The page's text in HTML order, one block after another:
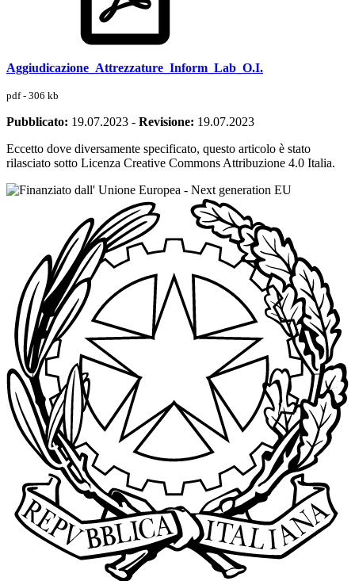
Aggiudicazione_Attrezzature_Inform_Lab_O.I.
pdf - 306 kb
Pubblicato: 19.07.2023 - Revisione: 19.07.2023
Eccetto dove diversamente specificato, questo articolo è stato
rilasciato sotto Licenza Creative Commons Attribuzione 4.0 Italia.